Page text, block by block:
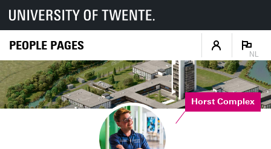
PEOPLE PAGES
NL
Horst Complex